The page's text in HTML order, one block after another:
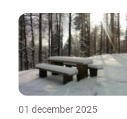
01 december 2025